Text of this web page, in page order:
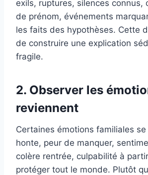
exils, ruptures, silences connus,
de prénom, événements
les faits des hypothèses. Cette
de construire une explication
fragile.
2. Observer les
reviennent
Certaines émotions familiales
honte, peur de manquer,
colère rentrée, culpabilité à
protéger tout le monde. Plutôt